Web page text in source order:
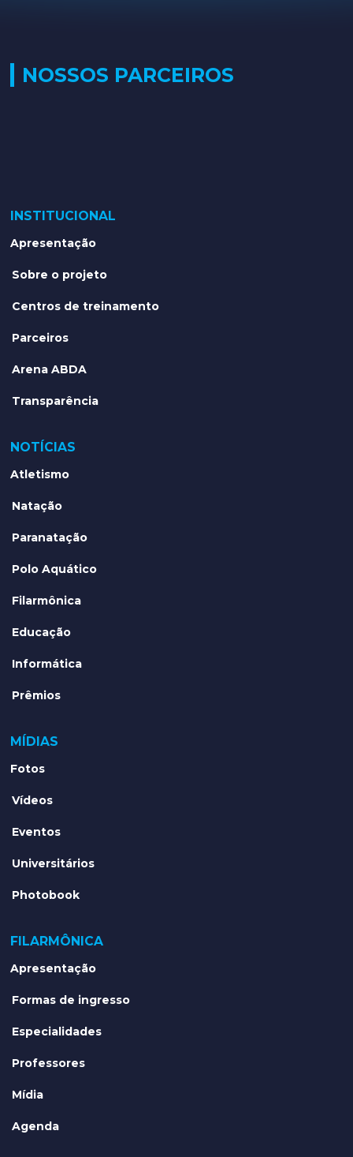
NOSSOS PARCEIROS
INSTITUCIONAL
Apresentação
Sobre o projeto
Centros de treinamento
Parceiros
Arena ABDA
Transparência
NOTÍCIAS
Atletismo
Natação
Paranatação
Polo Aquático
Filarmônica
Educação
Informática
Prêmios
MÍDIAS
Fotos
Vídeos
Eventos
Universitários
Photobook
FILARMÔNICA
Apresentação
Formas de ingresso
Especialidades
Professores
Mídia
Agenda